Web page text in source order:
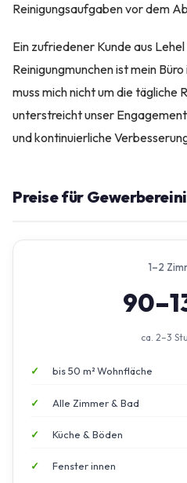
Reinigungsaufgaben vor dem
Ein zufriedener Kunde aus
Reinigungmunchen ist mein
muss mich nicht um die tägliche
unterstreicht unser
und kontinuierliche
Preise für
1–2
ca. 2–3
bis 50 m² Wohnfläche
Alle Zimmer & Bad
Küche & Böden
Fenster innen